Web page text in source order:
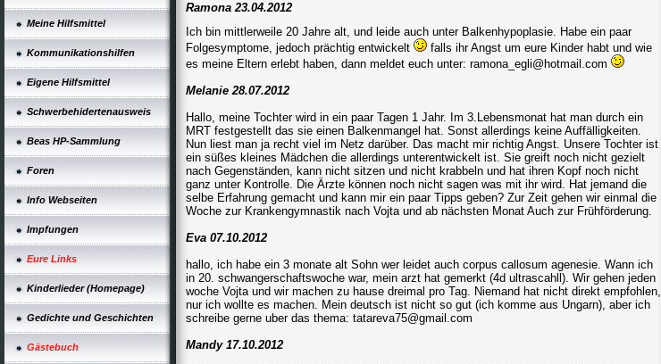
Meine Hilfsmittel
Kommunikationshilfen
Eigene Hilfsmittel
Schwerbehidertenausweis
Beas HP-Sammlung
Foren
Info Webseiten
Impfungen
Eure Links
Kinderlieder (Homepage)
Gedichte und Geschichten
Gästebuch
Ramona 23.04.2012
Ich bin mittlerweile 20 Jahre alt, und leide auch unter Balkenhypoplasie. Habe ein paar
Folgesymptome, jedoch prächtig entwickelt
falls ihr Angst um eure Kinder habt und wie
es meine Eltern erlebt haben, dann meldet euch unter: ramona_egli@hotmail.com
Melanie 28.07.2012
Hallo, meine Tochter wird in ein paar Tagen 1 Jahr. Im 3.Lebensmonat hat man durch ein
MRT festgestellt das sie einen Balkenmangel hat. Sonst allerdings keine Auffälligkeiten.
Nun liest man ja recht viel im Netz darüber. Das macht mir richtig Angst. Unsere Tochter ist
ein süßes kleines Mädchen die allerdings unterentwickelt ist. Sie greift noch nicht gezielt
nach Gegenständen, kann nicht sitzen und nicht krabbeln und hat ihren Kopf noch nicht
ganz unter Kontrolle. Die Ärzte können noch nicht sagen was mit ihr wird. Hat jemand die
selbe Erfahrung gemacht und kann mir ein paar Tipps geben? Zur Zeit gehen wir einmal die
Woche zur Krankengymnastik nach Vojta und ab nächsten Monat Auch zur Frühförderung.
Eva 07.10.2012
hallo, ich habe ein 3 monate alt Sohn wer leidet auch corpus callosum agenesie. Wann ich
in 20. schwangerschaftswoche war, mein arzt hat gemerkt (4d ultrascahll). Wir gehen jeden
woche Vojta und wir machen zu hause dreimal pro Tag. Niemand hat nicht direkt empfohlen,
nur ich wollte es machen. Mein deutsch ist nicht so gut (ich komme aus Ungarn), aber ich
schreibe gerne uber das thema: tatareva75@gmail.com
Mandy 17.10.2012